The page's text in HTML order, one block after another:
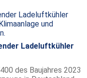
Ladeluftkühler
des Baujahres 2023